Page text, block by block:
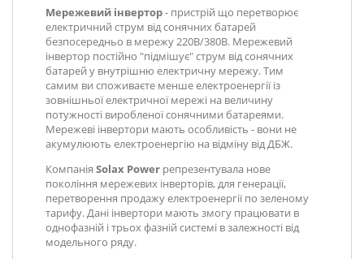
Мережевий інвертор- пристрій що перетворює
електричний струм від сонячних батарей
безпосередньо в мережу 220В/380В. Мережевий
інвертор постійно "підмішує" струм від сонячних
батарей у внутрішню електричну мережу. Тим
самим ви споживаєте менше електроенергії із
зовнішньої електричної мережі на величину
потужності виробленої сонячними батареями.
Мережеві інвертори мають особливість - вони не
акумулюють електроенергію на відміну від ДБЖ.
Компанія Solax Power репрезентувала нове
покоління мережевих інверторів, для генерації,
перетворення продажу електроенергії по зеленому
тарифу. Дані інвертори мають змогу працювати в
однофазній і трьох фазній системі в залежності від
модельного ряду.